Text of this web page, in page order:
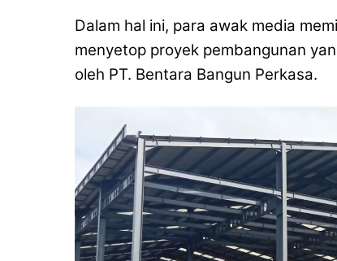
Dalam hal ini, para awak media
menyetop proyek pembangunan
oleh PT. Bentara Bangun Perkasa.